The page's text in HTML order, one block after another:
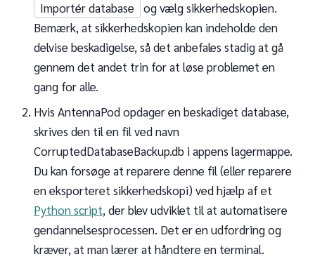
Importér database og vælg sikkerhedskopien.
Bemærk, at sikkerhedskopien kan indeholde den
delvise beskadigelse, så det anbefales stadig at gå
gennem det andet trin for at løse problemet en
gang for alle.
Hvis AntennaPod opdager en beskadiget database,
skrives den til en fil ved navn
CorruptedDatabaseBackup.db i appens lagermappe.
Du kan forsøge at reparere denne fil (eller reparere
en eksporteret sikkerhedskopi) ved hjælp af et
Python script, der blev udviklet til at automatisere
gendannelsesprocessen. Det er en udfordring og
kræver, at man lærer at håndtere en terminal.